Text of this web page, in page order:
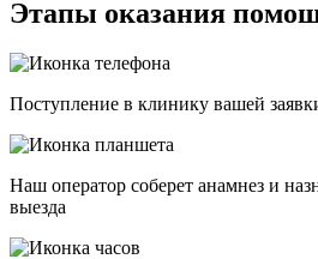
Этапы оказания
Поступление в клинику вашей
Наш оператор соберет анамнез и
выезда